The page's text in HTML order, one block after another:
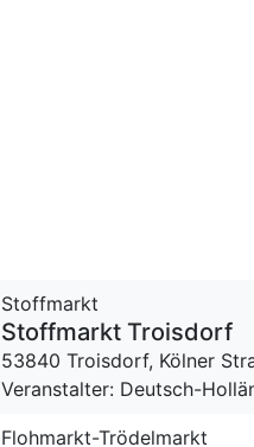
Stoffmarkt
Stoffmarkt Troisdorf
53840 Troisdorf, Kölner
Veranstalter: Deutsch-
Flohmarkt-Trödelmarkt